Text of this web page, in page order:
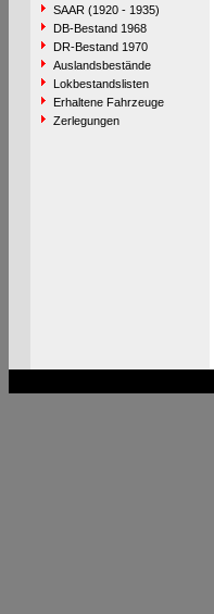
SAAR (1920 - 1935)
DB-Bestand 1968
DR-Bestand 1970
Auslandsbestände
Lokbestandslisten
Erhaltene Fahrzeuge
Zerlegungen